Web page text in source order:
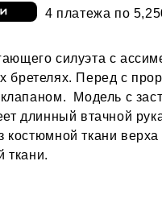
4 платежа по
силуэта с
бретелях. Перед с
Модель с
длинный втачной
костюмной ткани верха
ткани.